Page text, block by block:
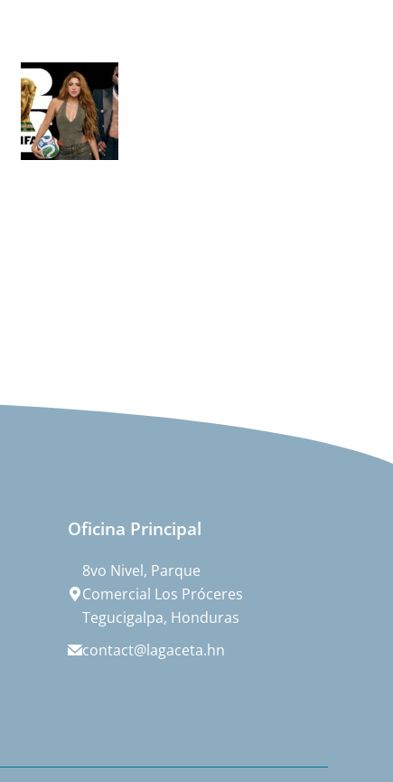
Oficina Principal
8vo Nivel, Parque
Comercial Los Próceres
Tegucigalpa, Honduras
contact@lagaceta.hn